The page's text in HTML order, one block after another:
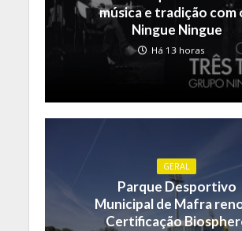
música e tradição com
Ningue Ningue
Há 13 horas
GERAL
Parque Desportivo
Municipal de Mafra
Certificação